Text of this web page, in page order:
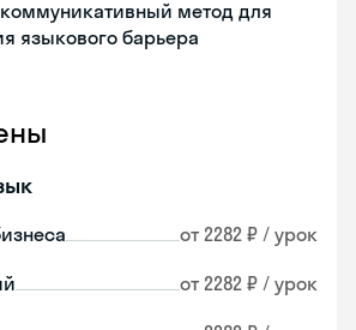
коммуникативный метод для
языкового барьера
от 2282 ₽ / урок
от 2282 ₽ / урок